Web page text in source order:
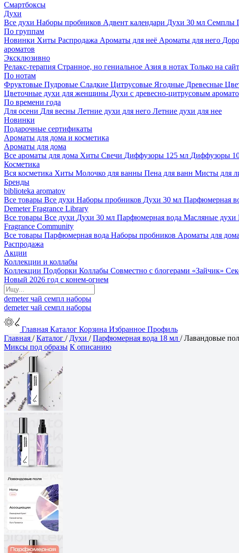
Смартбоксы
Духи
Все духи Наборы пробников Адвент календари Духи 30 мл Семплы
По группам
Новинки Хиты Распродажа Ароматы для неё Ароматы для него
ароматов
Эксклюзивно
Релакс-терапия Странное, но гениальное Азия в нотах Только на
По нотам
Фруктовые Пудровые Сладкие Цитрусовые Ягодные Древесные
Цветочные духи для женщины Духи с древесно-цитрусовым
По времени года
Для осени Для весны Летние духи для него Летние духи для нее
Новинки
Подарочные сертификаты
Ароматы для дома и косметика
Ароматы для дома
Все ароматы для дома Хиты Свечи Диффузоры 125 мл Диффузоры
Косметика
Вся косметика Хиты Молочко для ванны Пена для ванн Мисты для
Бренды
biblioteka aromatov
Все товары Все духи Наборы пробников Духи 30 мл Парфюмерная
Demeter Fragrance Library
Все товары Все духи Духи 30 мл Парфюмерная вода Масляные духи
Fragrance Community
Все товары Парфюмерная вода Наборы пробников Ароматы для дома
Распродажа
Акции
Коллекции и коллабы
Коллекции Подборки Коллабы Совместно с блогерами «Зайчик»
Новый 2026 год с конем-огнем
demeterчай семпл наборы
demeterчай семпл наборы
Главная Каталог Корзина Избранное Профиль
Главная /Каталог / Духи /Парфюмерная вода 18 мл /Лавандовые
Миксы под образы К описанию